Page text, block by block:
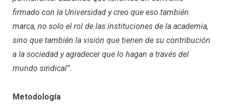
firmado con la Universidad y creo que eso también
marca, no solo el rol de las instituciones de la academia,
sino que también la visión que tienen de su contribución
a la sociedad y agradecer que lo hagan a través del
mundo sindical”.
Metodología